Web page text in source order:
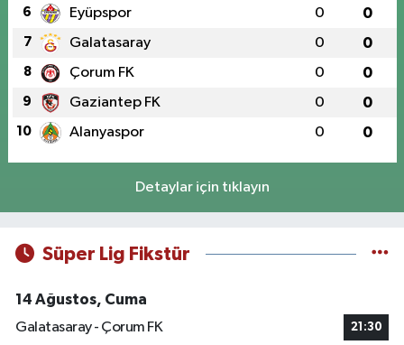
6 Eyüpspor 0 0
7 Galatasaray 0 0
8 Çorum FK 0 0
9 Gaziantep FK 0 0
10 Alanyaspor 0 0
Detaylar için tıklayın
Süper Lig Fikstür
14 Ağustos, Cuma
Galatasaray - Çorum FK
21:30